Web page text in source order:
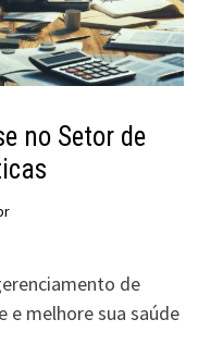
no Setor de
de
e melhore sua saúde